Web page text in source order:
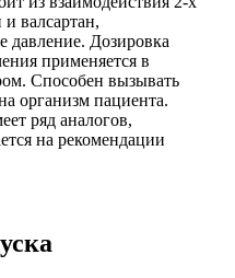
валсартан,
давление. Дозировка
применяется в
Способен вызывать
организм пациента.
ряд аналогов,
на рекомендации